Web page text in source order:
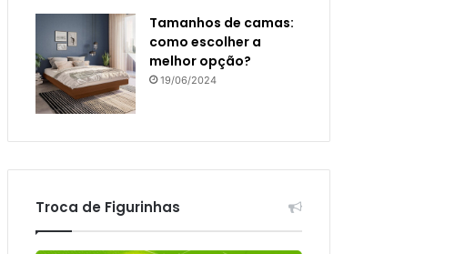
Tamanhos de camas:
como escolher a
melhor opção?
19/06/2024
Troca de Figurinhas